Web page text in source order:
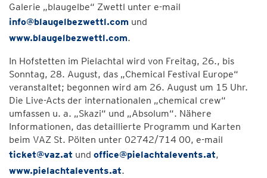
Galerie „blaugelbe“ Zwettl unter e-mail
info@blaugelbezwettl.com und
www.blaugelbezwettl.com.
In Hofstetten im Pielachtal wird von Freitag, 26., bis
Sonntag, 28. August, das „Chemical Festival Europe“
veranstaltet; begonnen wird am 26. August um 15 Uhr.
Die Live-Acts der internationalen „chemical crew“
umfassen u. a. „Skazi“ und „Absolum“. Nähere
Informationen, das detaillierte Programm und Karten
beim VAZ St. Pölten unter 02742/714 00, e-mail
ticket@vaz.at und office@pielachtalevents.at,
www.pielachtalevents.at.